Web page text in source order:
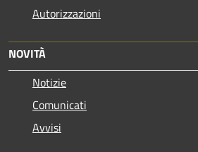
Autorizzazioni
NOVITÀ
Notizie
Comunicati
Avvisi